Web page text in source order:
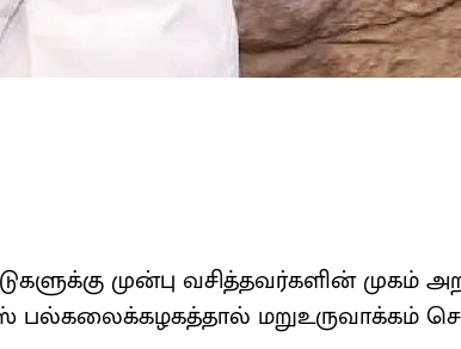
முன்பு வசித்தவர்களின் முகம்
பல்கலைக்கழகத்தால் மறுஉருவாக்கம்